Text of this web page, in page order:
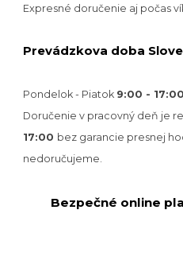
Expresné doručenie aj počas
Prevádzkova doba
Pondelok - Piatok 9:00 - 17:00
Doručenie v pracovný deň je
17:00 bez garancie presnej
nedoručujeme.
Bezpečné online